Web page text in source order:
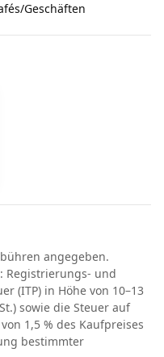
Geschäften
angegeben.
Registrierungs- und
(ITP) in Höhe von 10–13
sowie die Steuer auf
1,5 % des Kaufpreises
bestimmter